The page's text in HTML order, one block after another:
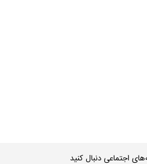
اجتماعی دنبال کنید